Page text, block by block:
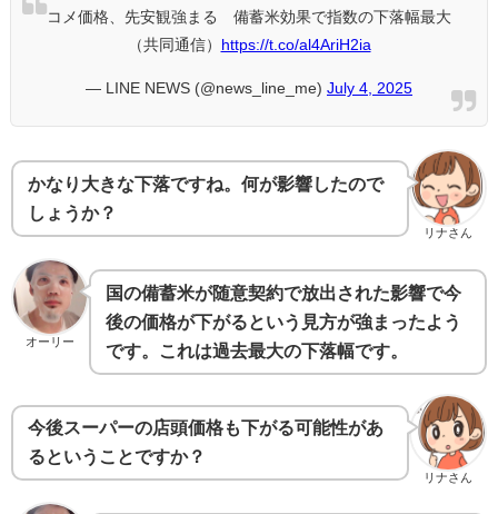
コメ価格、先安観強まる 備蓄米効果で指数の下落幅最大
（共同通信）
https://t.co/al4AriH2ia
— LINE NEWS (@news_line_me) July 4, 2025
リナさん
かなり大きな下落ですね。何が影響したので
しょうか？
オーリー
国の備蓄米が随意契約で放出された影響で今
後の価格が下がるという見方が強まったよう
です。これは過去最大の下落幅です。
リナさん
今後スーパーの店頭価格も下がる可能性があ
るということですか？